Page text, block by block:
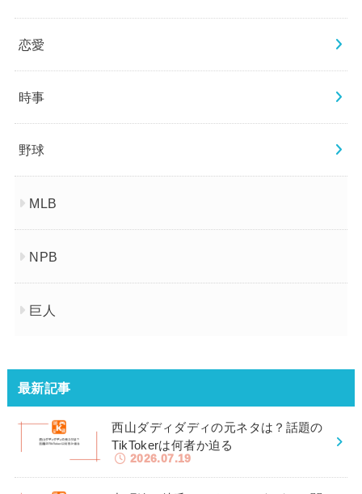
恋愛
時事
野球
MLB
NPB
巨人
最新記事
西山ダディダディの元ネタは？話題の
TikTokerは何者か迫る
2026.07.19